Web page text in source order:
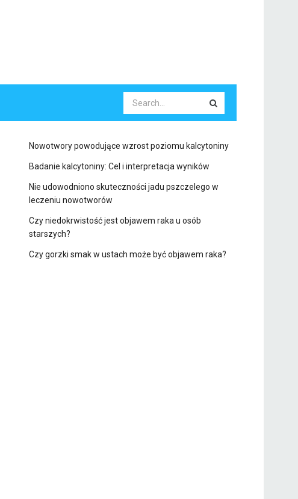
Nowotwory powodujące wzrost poziomu kalcytoniny
Badanie kalcytoniny: Cel i interpretacja wyników
Nie udowodniono skuteczności jadu pszczelego w
leczeniu nowotworów
Czy niedokrwistość jest objawem raka u osób
starszych?
Czy gorzki smak w ustach może być objawem raka?